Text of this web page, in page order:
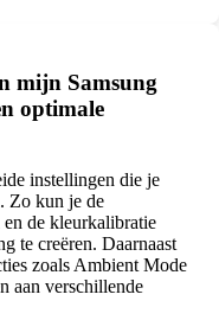
mijn Samsung
optimale
instellingen die je
Zo kun je de
de kleurkalibratie
te creëren. Daarnaast
zoals Ambient Mode
aan verschillende